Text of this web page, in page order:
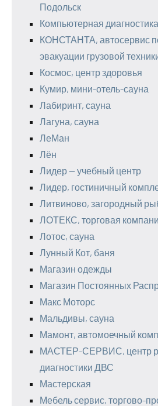
Подольск
Компьютерная
КОНСТАНТА, автосервис
эвакуации грузовой
Космос, центр здоровья
Кумир, мини-отель-сауна
Лабиринт, сауна
Лагуна, сауна
ЛеМан
Лён
Лидер — учебный центр
Лидер, гостиничный
Литвиново, загородный
ЛОТЕКС, торговая
Лотос, сауна
Лунный Кот, баня
Магазин одежды
Магазин Постоянных
Макс Моторс
Мальдивы, сауна
Мамонт, автомоечный
МАСТЕР-СЕРВИС, центр
диагностики ДВС
Мастерская
Мебель сервис, торгово-